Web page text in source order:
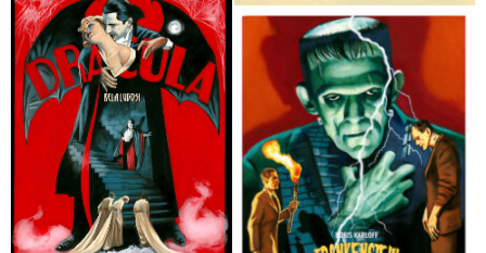
El Gabinete del doctor Caligari 1